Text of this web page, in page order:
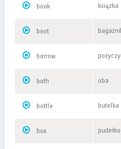
book książka
boot
borrow
both oba
bottle butelka
box pudełko